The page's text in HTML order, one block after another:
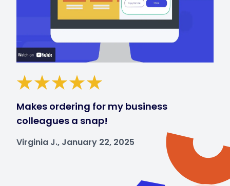
Makes ordering for my business
colleagues a snap!
Virginia J., January 22, 2025